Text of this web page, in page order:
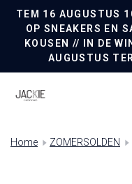
TEM 16 AUGUSTUS
OP SNEAKERS EN
KOUSEN // IN DE
AUGUSTUS
Home ZOMERSOLDEN